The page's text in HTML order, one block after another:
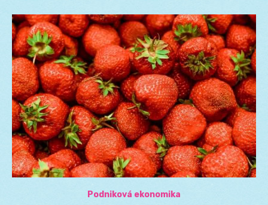
Podniková ekonomika